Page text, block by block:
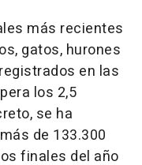
más recientes
gatos, hurones
en las
los 2,5
se ha
de 133.300
finales del año